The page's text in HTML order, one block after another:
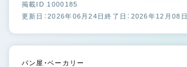
掲載ID 1000185
更新日：2026年06月24日終了日：2026年12月08日
パン屋・ベーカリー